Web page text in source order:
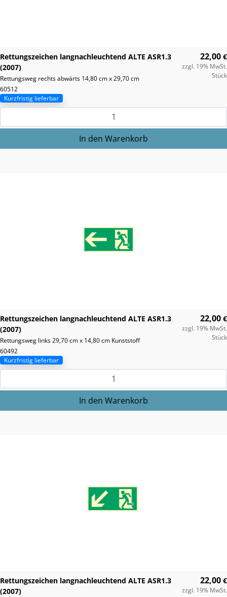
Rettungszeichen langnachleuchtend ALTE ASR1.3
(2007)
Rettungsweg rechts abwärts 14,80 cm x 29,70 cm
60512
22,00 €
zzgl. 19% MwSt.
Stück
Kurzfristig lieferbar
Rettungszeichen langnachleuchtend ALTE ASR1.3
(2007)
Rettungsweg links 29,70 cm x 14,80 cm Kunststoff
60492
22,00 €
zzgl. 19% MwSt.
Stück
Kurzfristig lieferbar
Rettungszeichen langnachleuchtend ALTE ASR1.3
(2007)
22,00 €
zzgl. 19% MwSt.